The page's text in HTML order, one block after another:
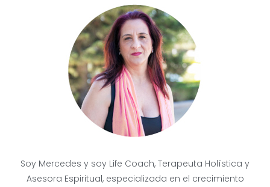
Soy Mercedes y soy Life Coach, Terapeuta Holística y
Asesora Espiritual, especializada en el crecimiento